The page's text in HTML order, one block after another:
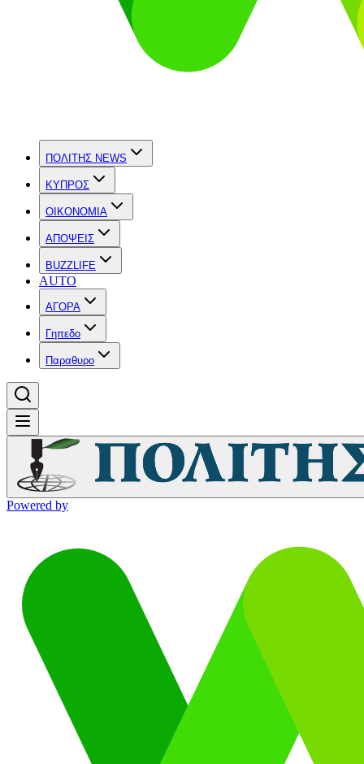
ΠΟΛΙΤΗΣ NEWS
ΚΥΠΡΟΣ
OIKONOMIA
ΑΠΟΨΕΙΣ
BUZZLIFE
AUTO
ΑΓΟΡΑ
Γηπεδο
Παραθυρο
Powered by